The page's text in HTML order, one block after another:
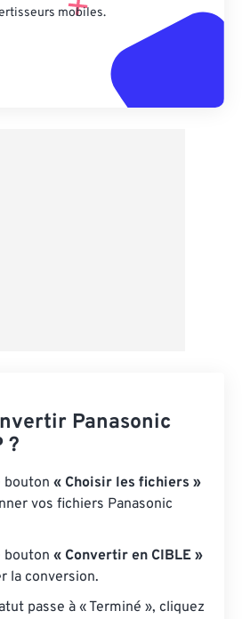
mobiles.
Panasonic
?
bouton « Choisir les fichiers »
vos fichiers Panasonic
bouton « Convertir en CIBLE »
la conversion.
passe à « Terminé », cliquez